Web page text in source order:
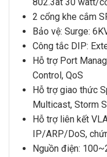
2 cổng khe cắm
Bảo vệ: Surge:
Công tắc DIP:
Hỗ trợ Port
Control, QoS
Hỗ trợ giao thức
Multicast, Storm
Hỗ trợ liên kết
IP/ARP/DoS,
Nguồn điện: